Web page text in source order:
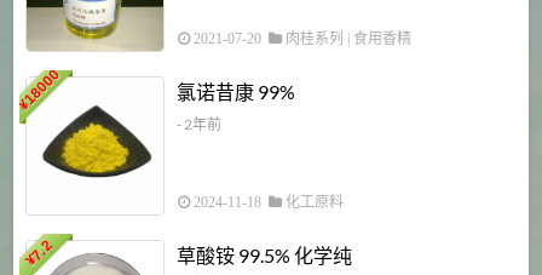
2021-07-20 肉桂系列 食用香精
¥
18000 氯诺昔康 99%
- 2年前
2024-11-18 化工原料
¥
7.2 草酸铵 99.5% 化学纯